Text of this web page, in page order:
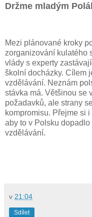
Držme mladým
Mezi plánované kroky
zorganizování kulatého
vlády s experty
školní docházky. Cílem
vzdělávání. Neznám
stávka má. Většinou se
požadavků, ale strany
kompromisu. Přejme si
aby to v Polsku
vzdělávání.
v 21:04
Sdílet